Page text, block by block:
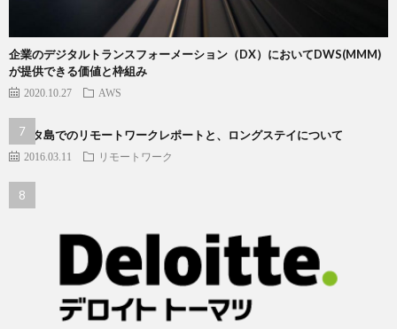
企業のデジタルトランスフォーメーション（DX）においてDWS(MMM)
が提供できる価値と枠組み
2020.10.27 AWS
ランタ島でのリモートワークレポートと、ロングステイについて
2016.03.11 リモートワーク